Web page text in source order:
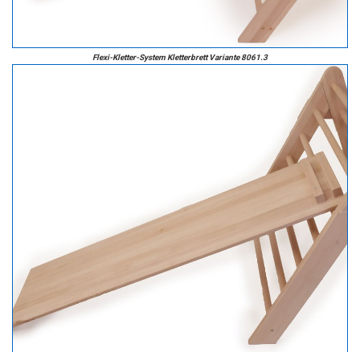
Flexi-Kletter-System Kletterbrett Variante 8061.3